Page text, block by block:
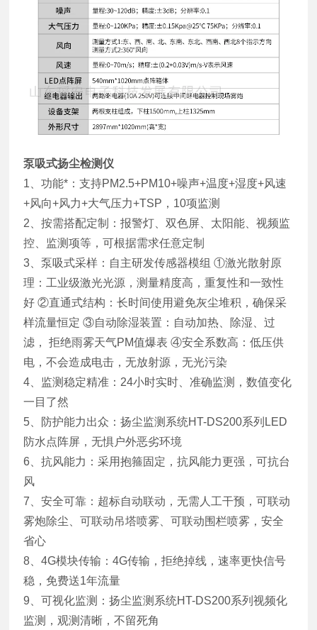
泵吸式扬尘检测仪
1、功能*：支持PM2.5+PM10+噪声+温度+湿度+风速
+风向+风力+大气压力+TSP，10项监测
2、按需搭配定制：报警灯、双色屏、太阳能、视频监
控、监测项等，可根据需求任意定制
3、泵吸式采样：自主研发传感器模组 ①激光散射原
理：工业级激光光源，测量精度高，重复性和一致性
好 ②直通式结构：长时间使用避免灰尘堆积，确保采
样流量恒定 ③自动除湿装置：自动加热、除湿、过
滤， 拒绝雨雾天气PM值爆表 ④安全系数高：低压供
电，不会造成电击，无放射源，无光污染
4、监测稳定精准：24小时实时、准确监测，数值变化
一目了然
5、防护能力出众：扬尘监测系统HT-DS200系列LED
防水点阵屏，无惧户外恶劣环境
6、抗风能力：采用抱箍固定，抗风能力更强，可抗台
风
7、安全可靠：超标自动联动，无需人工干预，可联动
雾炮除尘、可联动吊塔喷雾、可联动围栏喷雾，安全
省心
8、4G模块传输：4G传输，拒绝掉线，速率更快信号
稳，免费送1年流量
9、可视化监测：扬尘监测系统HT-DS200系列视频化
监测，观测清晰，不留死角